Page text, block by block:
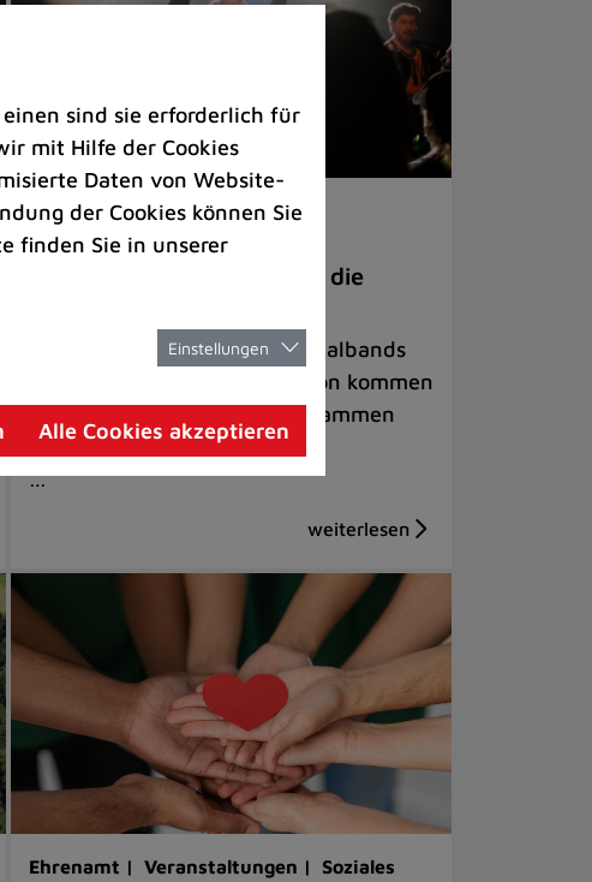
Veranstaltungen
„Manege Madness“ bringt die
Internationale Rock- und Metalbands
und starke Acts aus der Region kommen
am 17. Oktober in Lintorf zusammen
…
Ehrenamt | Veranstaltungen | Soziales
sind sie erforderlich für
mit Hilfe der Cookies
Daten von Website-
der Cookies können Sie
finden Sie in unserer
Einstellungen
Alle Cookies akzeptieren